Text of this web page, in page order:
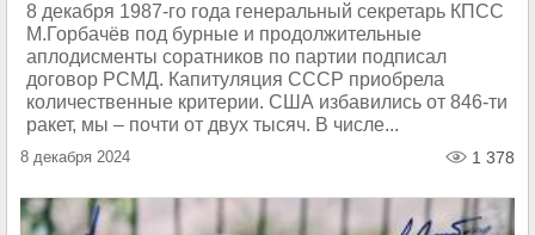
8 декабря 1987-го года генеральный секретарь КПСС
М.Горбачёв под бурные и продолжительные
аплодисменты соратников по партии подписал
договор РСМД. Капитуляция СССР приобрела
количественные критерии. США избавились от 846-ти
ракет, мы – почти от двух тысяч. В числе...
8 декабря 2024 1 378